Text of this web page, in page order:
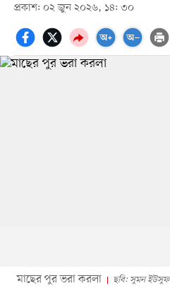
প্রকাশ: ০২ জুন ২০২৬, ১৪: ৩০
মাছের পুর ভরা করলা ছবি: সুমন ইউসুফ